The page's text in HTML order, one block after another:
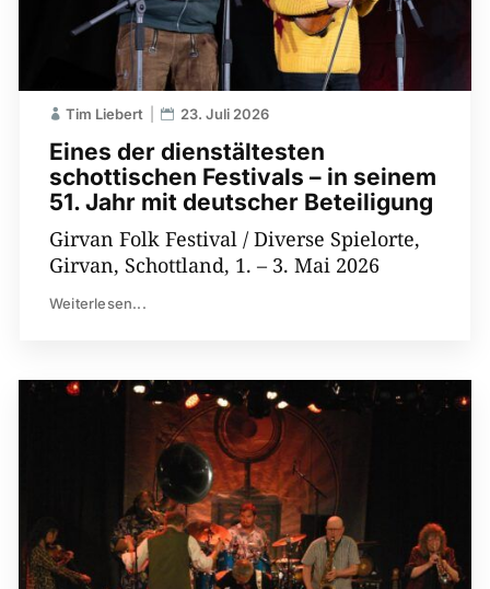
Eines der dienstältesten
schottischen Festivals – in seinem
51. Jahr mit deutscher Beteiligung
Tim Liebert 23. Juli 2026
Girvan Folk Festival / Diverse Spielorte,
Girvan, Schottland, 1. – 3. Mai 2026
Weiterlesen...